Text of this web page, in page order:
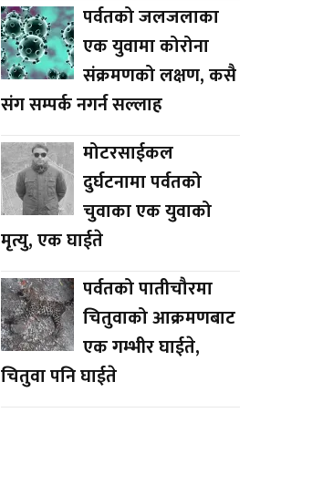
पर्वतको जलजलाका
एक युवामा कोरोना
संक्रमणको लक्षण, कसै
संग सम्पर्क नगर्न सल्लाह
मोटरसाईकल
दुर्घटनामा पर्वतको
चुवाका एक युवाको
मृत्यु, एक घाईते
पर्वतको पातीचौरमा
चितुवाको आक्रमणबाट
एक गम्भीर घाईते,
चितुवा पनि घाईते